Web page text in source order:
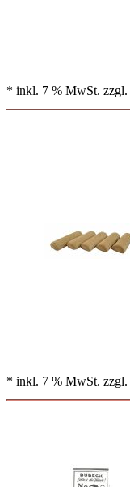
* inkl. 7 % MwSt. zzgl.
* inkl. 7 % MwSt. zzgl.